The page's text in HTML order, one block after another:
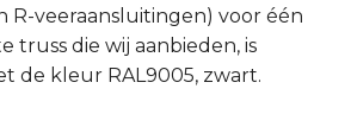
R-veeraansluitingen) voor één
truss die wij aanbieden, is
de kleur RAL9005, zwart.